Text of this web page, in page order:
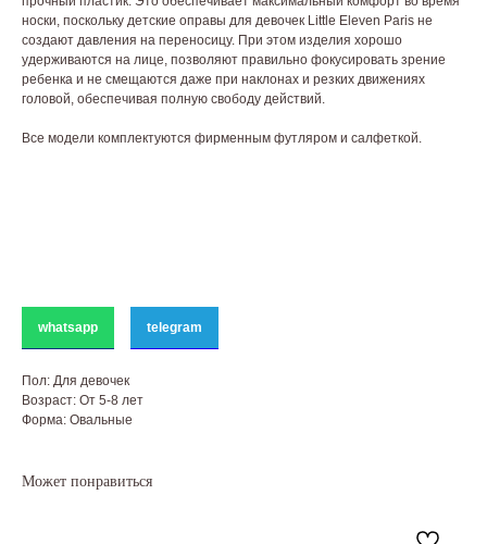
носки, поскольку детские оправы для девочек Little Eleven Paris не
создают давления на переносицу. При этом изделия хорошо
удерживаются на лице, позволяют правильно фокусировать зрение
ребенка и не смещаются даже при наклонах и резких движениях
головой, обеспечивая полную свободу действий.
Все модели комплектуются фирменным футляром и салфеткой.
whatsapp telegram
Пол: Для девочек
Возраст: От 5-8 лет
Форма: Овальные
Может понравиться